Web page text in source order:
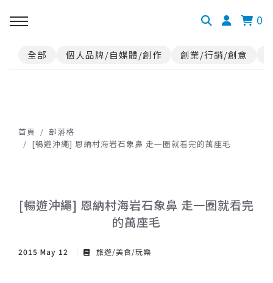
0
全部 個人品牌/自媒體/創作 創業/行銷/創意
首頁
部落格
[暢遊沖繩] 恩納村海岩石象鼻 走一圈就看完的萬座毛
[暢遊沖繩] 恩納村海岩石象鼻 走一圈就看完
的萬座毛
2015 May 12 旅遊/美食/玩樂